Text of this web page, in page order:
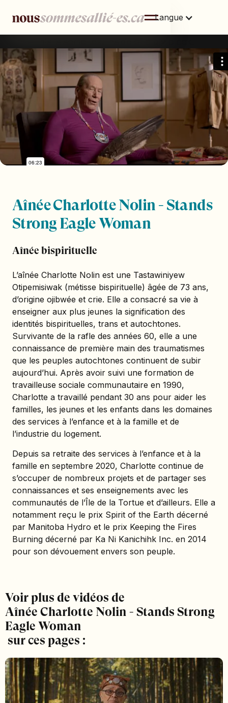
Langue
Aînée Charlotte Nolin - Stands
Strong Eagle Woman
Aînée bispirituelle
L’aînée Charlotte Nolin est une Tastawiniyew
Otipemisiwak (métisse bispirituelle) âgée de 73 ans,
d’origine ojibwée et crie. Elle a consacré sa vie à
enseigner aux plus jeunes la signification des
identités bispirituelles, trans et autochtones.
Survivante de la rafle des années 60, elle a une
connaissance de première main des traumatismes
que les peuples autochtones continuent de subir
aujourd’hui. Après avoir suivi une formation de
travailleuse sociale communautaire en 1990,
Charlotte a travaillé pendant 30 ans pour aider les
familles, les jeunes et les enfants dans les domaines
des services à l’enfance et à la famille et de
l’industrie du logement.
Depuis sa retraite des services à l’enfance et à la
famille en septembre 2020, Charlotte continue de
s’occuper de nombreux projets et de partager ses
connaissances et ses enseignements avec les
communautés de l’Île de la Tortue et d’ailleurs. Elle a
notamment reçu le prix Spirit of the Earth décerné
par Manitoba Hydro et le prix Keeping the Fires
Burning décerné par Ka Ni Kanichihk Inc. en 2014
pour son dévouement envers son peuple.
Voir plus de vidéos de
Aînée Charlotte Nolin - Stands Strong
Eagle Woman
sur ces pages :